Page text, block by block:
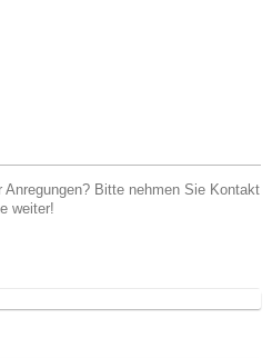
Anregungen? Bitte nehmen Sie Kontakt
weiter!